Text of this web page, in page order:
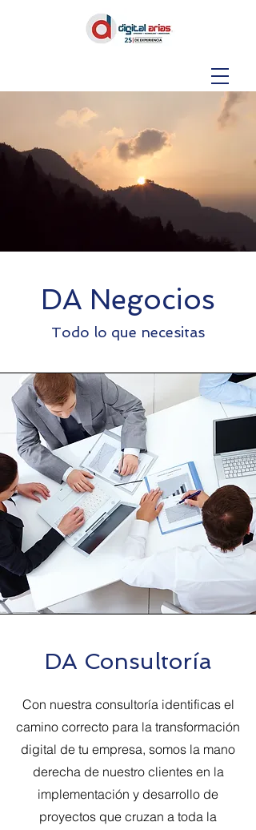
DA Negocios
Todo lo que necesitas
DA Consultoría
Con nuestra consultoría identificas el
camino correcto para la transformación
digital de tu empresa, somos la mano
derecha de nuestro clientes en la
implementación y desarrollo de
proyectos que cruzan a toda la